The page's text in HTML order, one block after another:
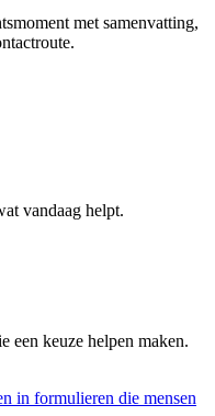
met samenvatting,
vandaag helpt.
een keuze helpen maken.